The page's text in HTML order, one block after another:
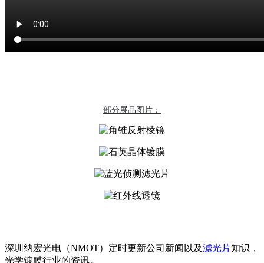
部分展品图片：
深圳纳宏光电（NMOT）定时更新公司新闻以及滤光片知识，
光学镀膜行业的资讯。